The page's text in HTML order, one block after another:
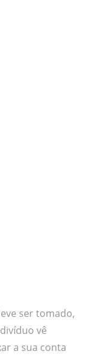
ser tomado,
vê
a sua conta